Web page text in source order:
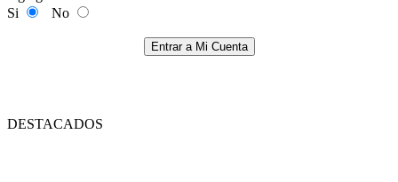
Si
No
Entrar a Mi Cuenta
DESTACADOS